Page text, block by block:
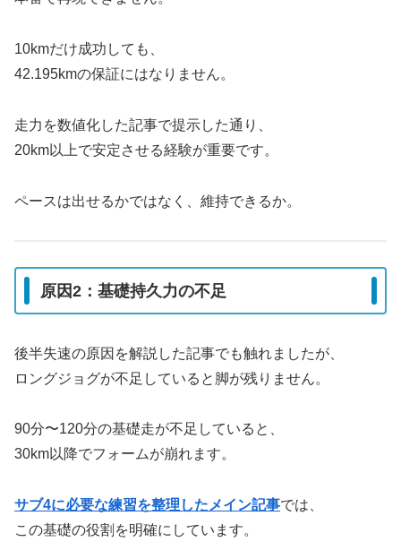
10kmだけ成功しても、
42.195kmの保証にはなりません。
走力を数値化した記事で提示した通り、
20km以上で安定させる経験が重要です。
ペースは出せるかではなく、維持できるか。
原因2：基礎持久力の不足
後半失速の原因を解説した記事でも触れましたが、
ロングジョグが不足していると脚が残りません。
90分〜120分の基礎走が不足していると、
30km以降でフォームが崩れます。
サブ4に必要な練習を整理したメイン記事では、
この基礎の役割を明確にしています。